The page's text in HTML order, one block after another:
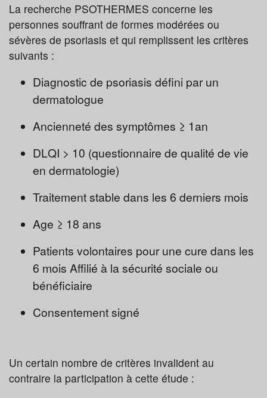
La recherche PSOTHERMES concerne les
personnes souffrant de formes modérées ou
sévères de psoriasis et qui remplissent les critères
suivants :
Diagnostic de psoriasis défini par un
dermatologue
Ancienneté des symptômes ≥ 1an
DLQI > 10 (questionnaire de qualité de vie
en dermatologie)
Traitement stable dans les 6 derniers mois
Age ≥ 18 ans
Patients volontaires pour une cure dans les
6 mois Affilié à la sécurité sociale ou
bénéficiaire
Consentement signé
Un certain nombre de critères invalident au
contraire la participation à cette étude :